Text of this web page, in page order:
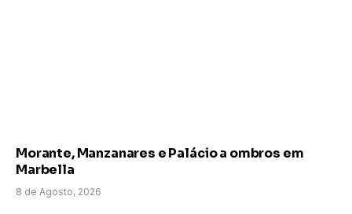
Morante, Manzanares e Palácio a ombros em
Marbella
8 de Agosto, 2026